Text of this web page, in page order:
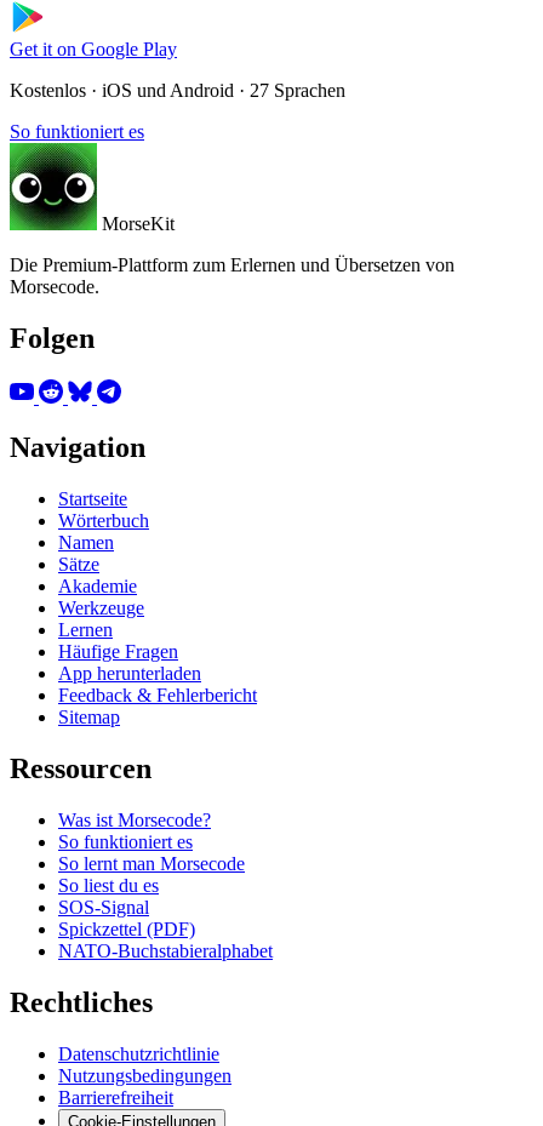
Get it on Google Play
Kostenlos · iOS und Android · 27 Sprachen
So funktioniert es
MorseKit
Die Premium-Plattform zum Erlernen und Übersetzen von
Morsecode.
Folgen
Navigation
Startseite
Wörterbuch
Namen
Sätze
Akademie
Werkzeuge
Lernen
Häufige Fragen
App herunterladen
Feedback & Fehlerbericht
Sitemap
Ressourcen
Was ist Morsecode?
So funktioniert es
So lernt man Morsecode
So liest du es
SOS-Signal
Spickzettel (PDF)
NATO-Buchstabieralphabet
Rechtliches
Datenschutzrichtlinie
Nutzungsbedingungen
Barrierefreiheit
Cookie-Einstellungen